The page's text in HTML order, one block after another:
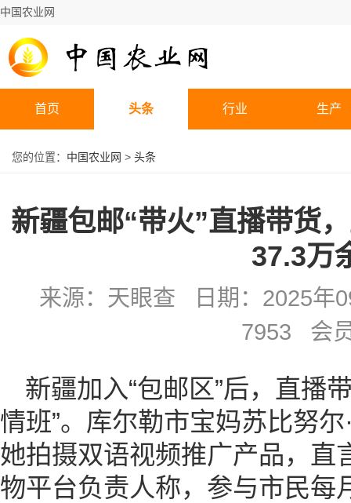
中国农业网
首页 头条 行业 生产
您的位置： 中国农业网 > 头条
新疆包邮“带火”直播带货
37.3万
来源：天眼查 日期：2025年
7953 会
新疆加入“包邮区”后，直播
情班”。库尔勒市宝妈苏比努
她拍摄双语视频推广产品，直
物平台负责人称，参与市民每